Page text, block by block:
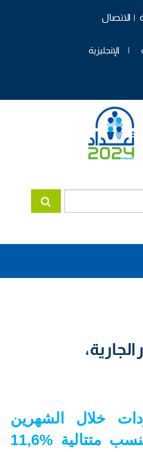
الاتصال
الإنجليزية
الجارية،
خلال الشهرين
%